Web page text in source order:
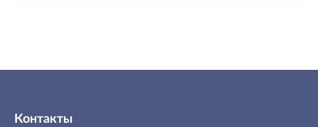
Контакты